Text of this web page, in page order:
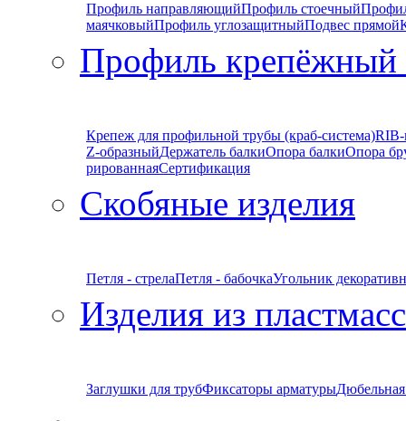
Профиль направляющийПрофиль стоечный
маячковыйПрофиль углозащитныйПодвес прямой
Профиль
Крепеж для профильной трубы (краб-система)
Z-образныйДержатель балкиОпора балкиОпора
рированнаяСертификация
Скобяные изделия
Петля - стрелаПетля - бабочкаУгольник
Изделия из
Заглушки для трубФиксаторы арматуры